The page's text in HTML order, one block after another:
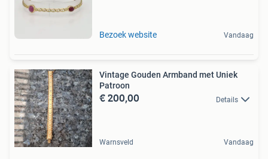
Bezoek website Vandaag
Vintage Gouden Armband met Uniek
Patroon
€ 200,00 Details
Warnsveld Vandaag